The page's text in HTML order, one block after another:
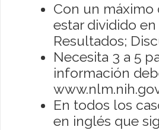
Con un máximo
estar dividido
Resultados;
Necesita 3 a 5
información
En todos los
en inglés que